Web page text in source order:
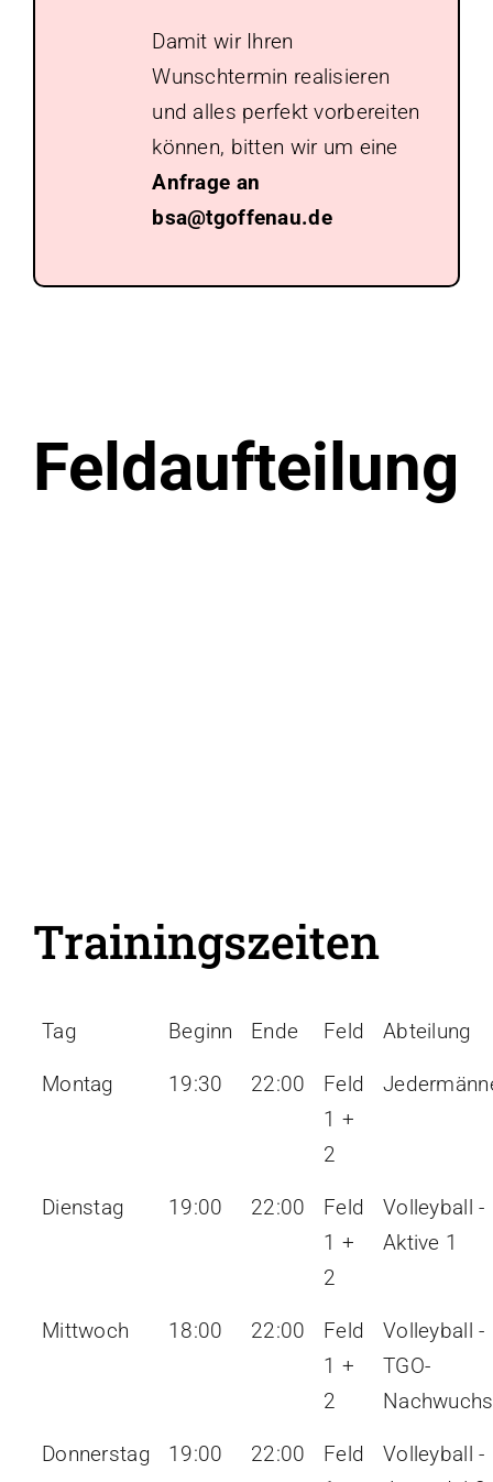
Damit wir Ihren
Wunschtermin realisieren
und alles perfekt vorbereiten
können, bitten wir um eine
Anfrage an
bsa@tgoffenau.de
Feldaufteilung
Trainingszeiten
Tag Beginn Ende Feld Abteilung
Montag 19:30 22:00
Feld
1 +
2
Dienstag 19:00 22:00
Feld
1 +
2
Volleyball -
Aktive 1
Mittwoch 18:00 22:00
Feld
1 +
2
Volleyball -
TGO-
Donnerstag 19:00 22:00
Feld
Volleyball -